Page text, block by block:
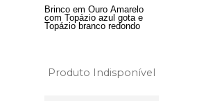
Brinco em Ouro Amarelo
com Topázio azul gota e
Topázio branco redondo
Produto Indisponível